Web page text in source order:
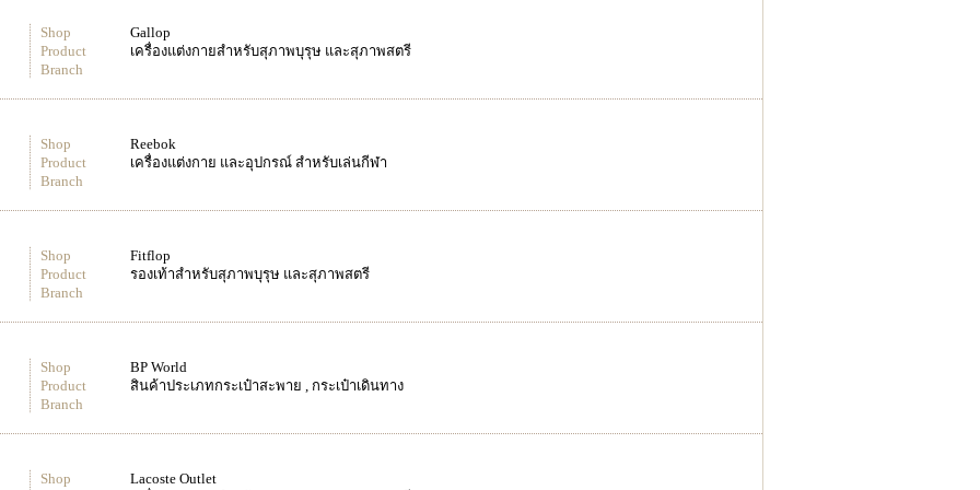
Shop
Product
Branch
Gallop
เครื่องแต่งกายสำหรับสุภาพบุรุษ และสุภาพสตรี
Shop
Product
Branch
Reebok
เครื่องแต่งกาย และอุปกรณ์ สำหรับเล่นกีฬา
Shop
Product
Branch
Fitflop
รองเท้าสำหรับสุภาพบุรุษ และสุภาพสตรี
Shop
Product
Branch
BP World
สินค้าประเภทกระเป๋าสะพาย , กระเป๋าเดินทาง
Shop
Lacoste Outlet